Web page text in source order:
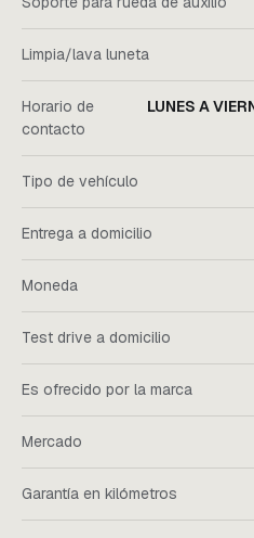
Limpia/lava luneta
Horario de
contacto
LUNES A
Tipo de vehículo
Entrega a domicilio
Moneda
Test drive a domicilio
Es ofrecido por la marca
Mercado
Garantía en kilómetros